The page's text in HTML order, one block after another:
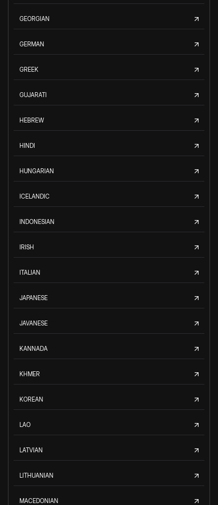
GEORGIAN
GERMAN
GREEK
GUJARATI
HEBREW
HINDI
HUNGARIAN
ICELANDIC
INDONESIAN
IRISH
ITALIAN
JAPANESE
JAVANESE
KANNADA
KHMER
KOREAN
LAO
LATVIAN
LITHUANIAN
MACEDONIAN